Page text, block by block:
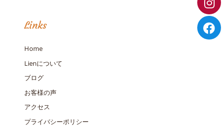
Links
Home
Lienについて
ブログ
お客様の声
アクセス
プライバシーポリシー